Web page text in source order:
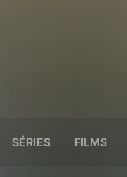
SÉRIES FILMS